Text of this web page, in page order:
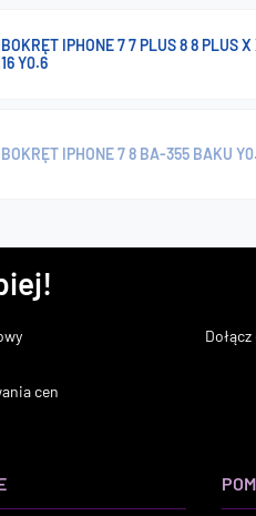
IPHONE 7 7 PLUS 8 8 PLUS X
Y0.6
IPHONE 7 8 BA-355 BAKU
cen